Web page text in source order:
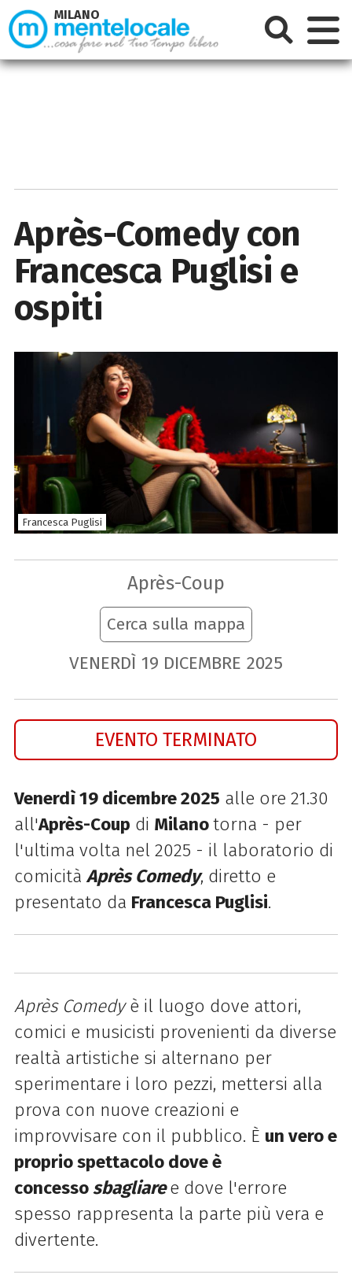
Après-Comedy con
Francesca Puglisi e
ospiti
Francesca Puglisi
Après-Coup
Cerca sulla mappa
VENERDÌ 19 DICEMBRE 2025
EVENTO TERMINATO
Venerdì 19 dicembre 2025 alle ore 21.30
all'Après-Coup di Milanotorna - per
l'ultima volta nel 2025 - il laboratorio di
comicità Après Comedy, diretto e
presentato da Francesca Puglisi.
Après Comedyè il luogo dove attori,
comici e musicisti provenienti da diverse
realtà artistiche si alternano per
sperimentare i loro pezzi, mettersi alla
prova con nuove creazioni e
improvvisare con il pubblico. È un vero e
proprio spettacolo dove è
concessosbagliare e dove l'errore
spesso rappresenta la parte più vera e
divertente.
MILANO